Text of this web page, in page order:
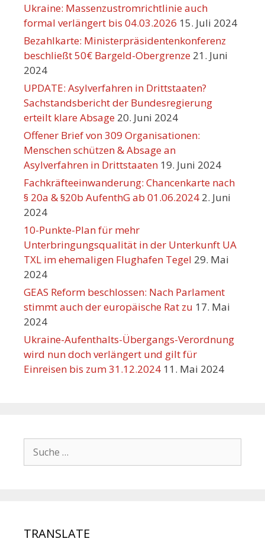
Ukraine: Massenzustromrichtlinie auch
formal verlängert bis 04.03.2026 15. Juli 2024
Bezahlkarte: Ministerpräsidentenkonferenz
beschließt 50€ Bargeld-Obergrenze 21. Juni
2024
UPDATE: Asylverfahren in Drittstaaten?
Sachstandsbericht der Bundesregierung
erteilt klare Absage 20. Juni 2024
Offener Brief von 309 Organisationen:
Menschen schützen & Absage an
Asylverfahren in Drittstaaten 19. Juni 2024
Fachkräfteeinwanderung: Chancenkarte nach
§ 20a & §20b AufenthG ab 01.06.2024 2. Juni
2024
10-Punkte-Plan für mehr
Unterbringungsqualität in der Unterkunft UA
TXL im ehemaligen Flughafen Tegel 29. Mai
2024
GEAS Reform beschlossen: Nach Parlament
stimmt auch der europäische Rat zu 17. Mai
2024
Ukraine-Aufenthalts-Übergangs-Verordnung
wird nun doch verlängert und gilt für
Einreisen bis zum 31.12.2024 11. Mai 2024
TRANSLATE